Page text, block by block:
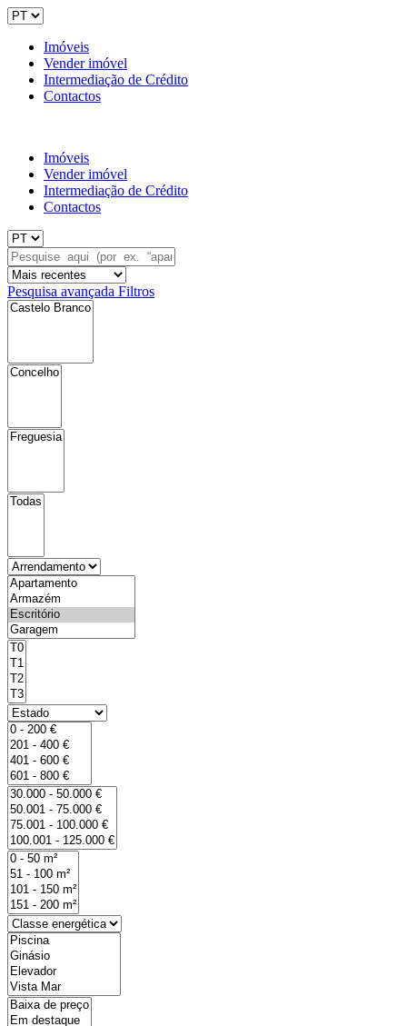
Imóveis
Vender imóvel
Intermediação de Crédito
Contactos
Imóveis
Vender imóvel
Intermediação de Crédito
Contactos
Pesquisa avançada Filtros